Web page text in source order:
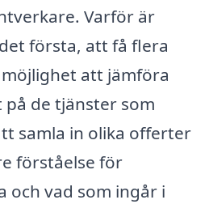
Varför är
första, att få flera
att jämföra
de tjänster som
samla in olika offerter
förståelse för
och vad som ingår i